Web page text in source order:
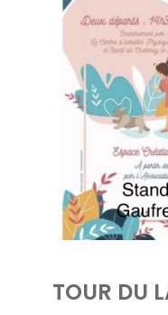
TOUR DU